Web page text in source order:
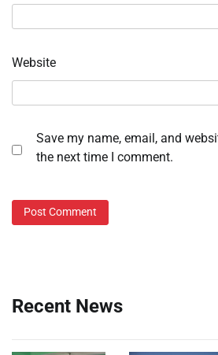
Website
Save my name, email, and
the next time I comment.
Recent News